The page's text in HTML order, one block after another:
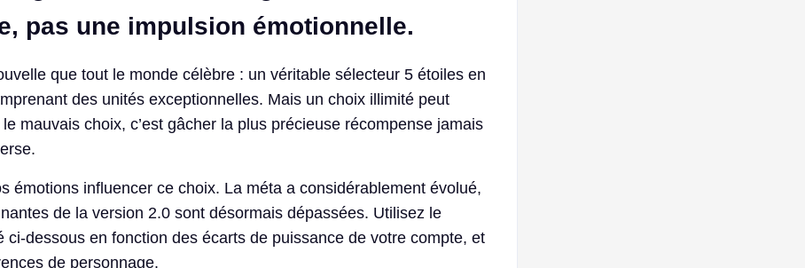
pas une impulsion émotionnelle.
que tout le monde célèbre : un véritable sélecteur 5 étoiles en
des unités exceptionnelles. Mais un choix illimité peut
mauvais choix, c’est gâcher la plus précieuse récompense jamais
émotions influencer ce choix. La méta a considérablement évolué,
de la version 2.0 sont désormais dépassées. Utilisez le
ci-dessous en fonction des écarts de puissance de votre compte, et
de personnage.